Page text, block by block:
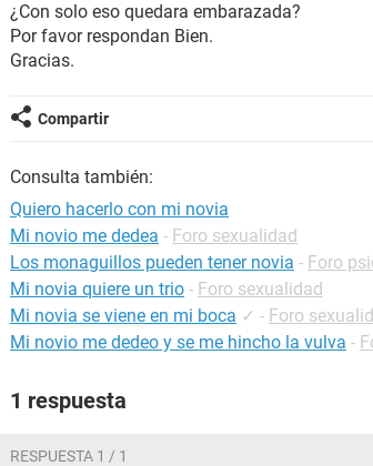
¿Con solo eso quedara embarazada?
Por favor respondan Bien.
Gracias.
Compartir
Consulta también:
Quiero hacerlo con mi novia
Mi novio me dedea - Foro sexualidad
Los monaguillos pueden tener novia - Foro
Mi novia quiere un trio - Foro sexualidad
Mi novia se viene en mi boca ✓ - Foro
Mi novio me dedeo y se me hincho la vulva -
1 respuesta
RESPUESTA 1 / 1